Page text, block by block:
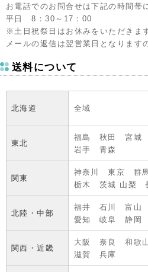
お電話でのお問合せは下記の時間帯
平日 8：30～17：00
※土日祝祭日はお休みをいただきま
メールの返信は翌営業日となります
送料について
北海道 全域
東北
福島 秋田 宮城
岩手 青森
関東
神奈川 東京 群
栃木 茨城 山梨
北陸・中部
福井 石川 富山
愛知 岐阜 静岡
関西・近畿
大阪 奈良 和歌
滋賀 兵庫